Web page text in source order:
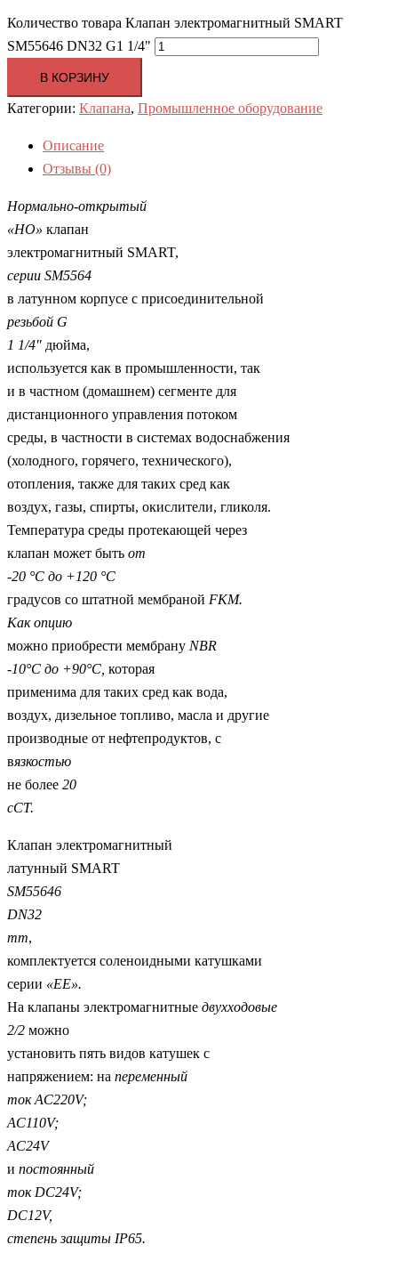
Количество товара Клапан электромагнитный SMART
SM55646 DN32 G1 1/4"
В КОРЗИНУ
Категории: Клапана, Промышленное оборудование
Описание
Отзывы (0)
Нормально-открытый
«НО» клапан
электромагнитный SMART,
серии SM5564
в латунном корпусе с присоединительной
резьбой G
1 1/4″ дюйма,
используется как в промышленности, так
и в частном (домашнем) сегменте для
дистанционного управления потоком
среды, в частности в системах водоснабжения
(холодного, горячего, технического),
отопления, также для таких сред как
воздух, газы, спирты, окислители, гликоля.
Температура среды протекающей через
клапан может быть от
-20 °С до +120 °С
градусов со штатной мембраной FKM.
Как опцию
можно приобрести мембрану NBR
-10°С до +90°С, которая
применима для таких сред как вода,
воздух, дизельное топливо, масла и другие
производные от нефтепродуктов, с
вязкостью
не более 20
сСТ.
Клапан электромагнитный
латунный SMART
SM55646
DN32
mm,
комплектуется соленоидными катушками
серии «EE».
На клапаны электромагнитные двухходовые
2/2 можно
установить пять видов катушек с
напряжением: на переменный
токAC220V;
AC110V;
AC24V
и постоянный
токDC24V;
DC12V,
степень защиты IP65.